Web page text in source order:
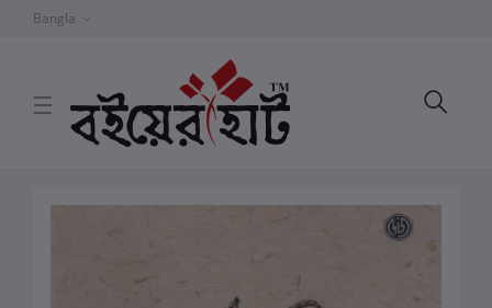
Bangla